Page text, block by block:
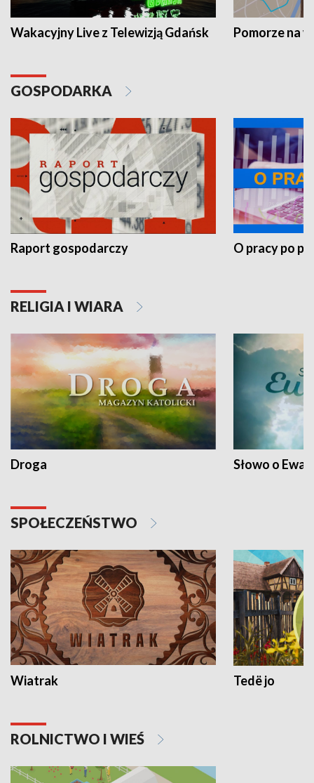
Wakacyjny Live z Telewizją Gdańsk Pomorze na
GOSPODARKA
Raport gospodarczy O pracy po
RELIGIA I WIARA
Droga Słowo o
SPOŁECZEŃSTWO
Wiatrak Tedë jo
ROLNICTWO I WIEŚ